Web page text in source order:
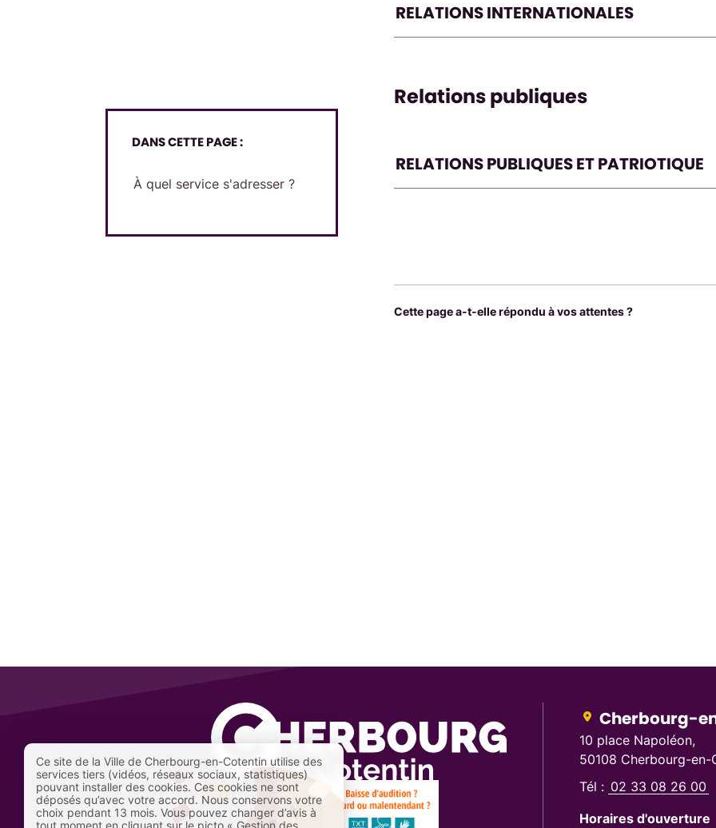
DANS CETTE PAGE :
À quel service s'adresser ?
RELATIONS INTERNATIONALES
Relations publiques
RELATIONS PUBLIQUES ET PATRIOTIQUE
Cette page a-t-elle répondu à vos attentes ?
Cherbourg-
10 place Napoléon,
50108 Cherbourg-
Tél : 02 33 08 26 00
Horaires d'ouverture
Ce site de la Ville de Cherbourg-en-Cotentin utilise des
services tiers (vidéos, réseaux sociaux, statistiques)
pouvant installer des cookies. Ces cookies ne sont
déposés qu’avec votre accord. Nous conservons votre
choix pendant 13 mois. Vous pouvez changer d’avis à
tout moment en cliquant sur le picto « Gestion des